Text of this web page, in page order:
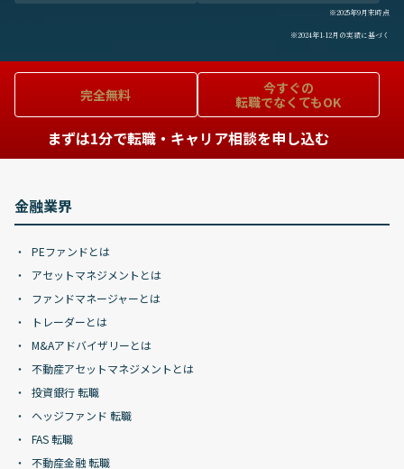
※2025年9月末時点
※2024年1-12月の実績に基づく
完全無料
今すぐの
転職でなくてもOK
まずは1分で転職・キャリア相談を申し込む
金融業界
PEファンドとは
アセットマネジメントとは
ファンドマネージャーとは
トレーダーとは
M&Aアドバイザリーとは
不動産アセットマネジメントとは
投資銀行 転職
ヘッジファンド 転職
FAS 転職
不動産金融 転職